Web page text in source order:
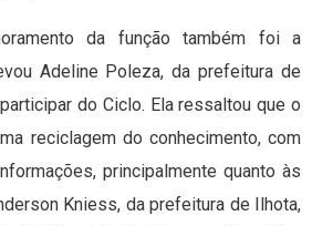
da função também foi a
Adeline Poleza, da prefeitura de
do Ciclo. Ela ressaltou que o
reciclagem do conhecimento, com
principalmente quanto às
Kniess, da prefeitura de Ilhota,